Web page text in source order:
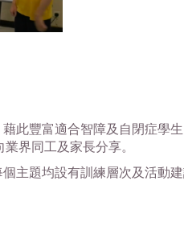
此豐富適合智障及自閉症學
界同工及家長分享。
主題均設有訓練層次及活動